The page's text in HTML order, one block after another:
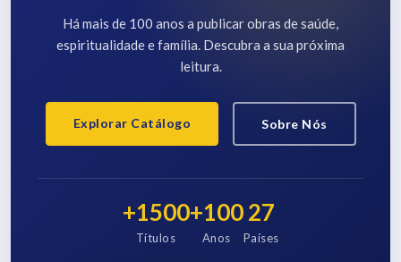
Há mais de 100 anos a publicar obras de saúde,
espiritualidade e família. Descubra a sua próxima
leitura.
Explorar Catálogo Sobre Nós
+1500
Títulos
+100
Anos
27
Países